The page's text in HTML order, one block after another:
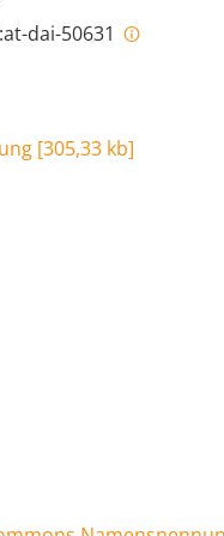
dai-50631
[305,33 kb]